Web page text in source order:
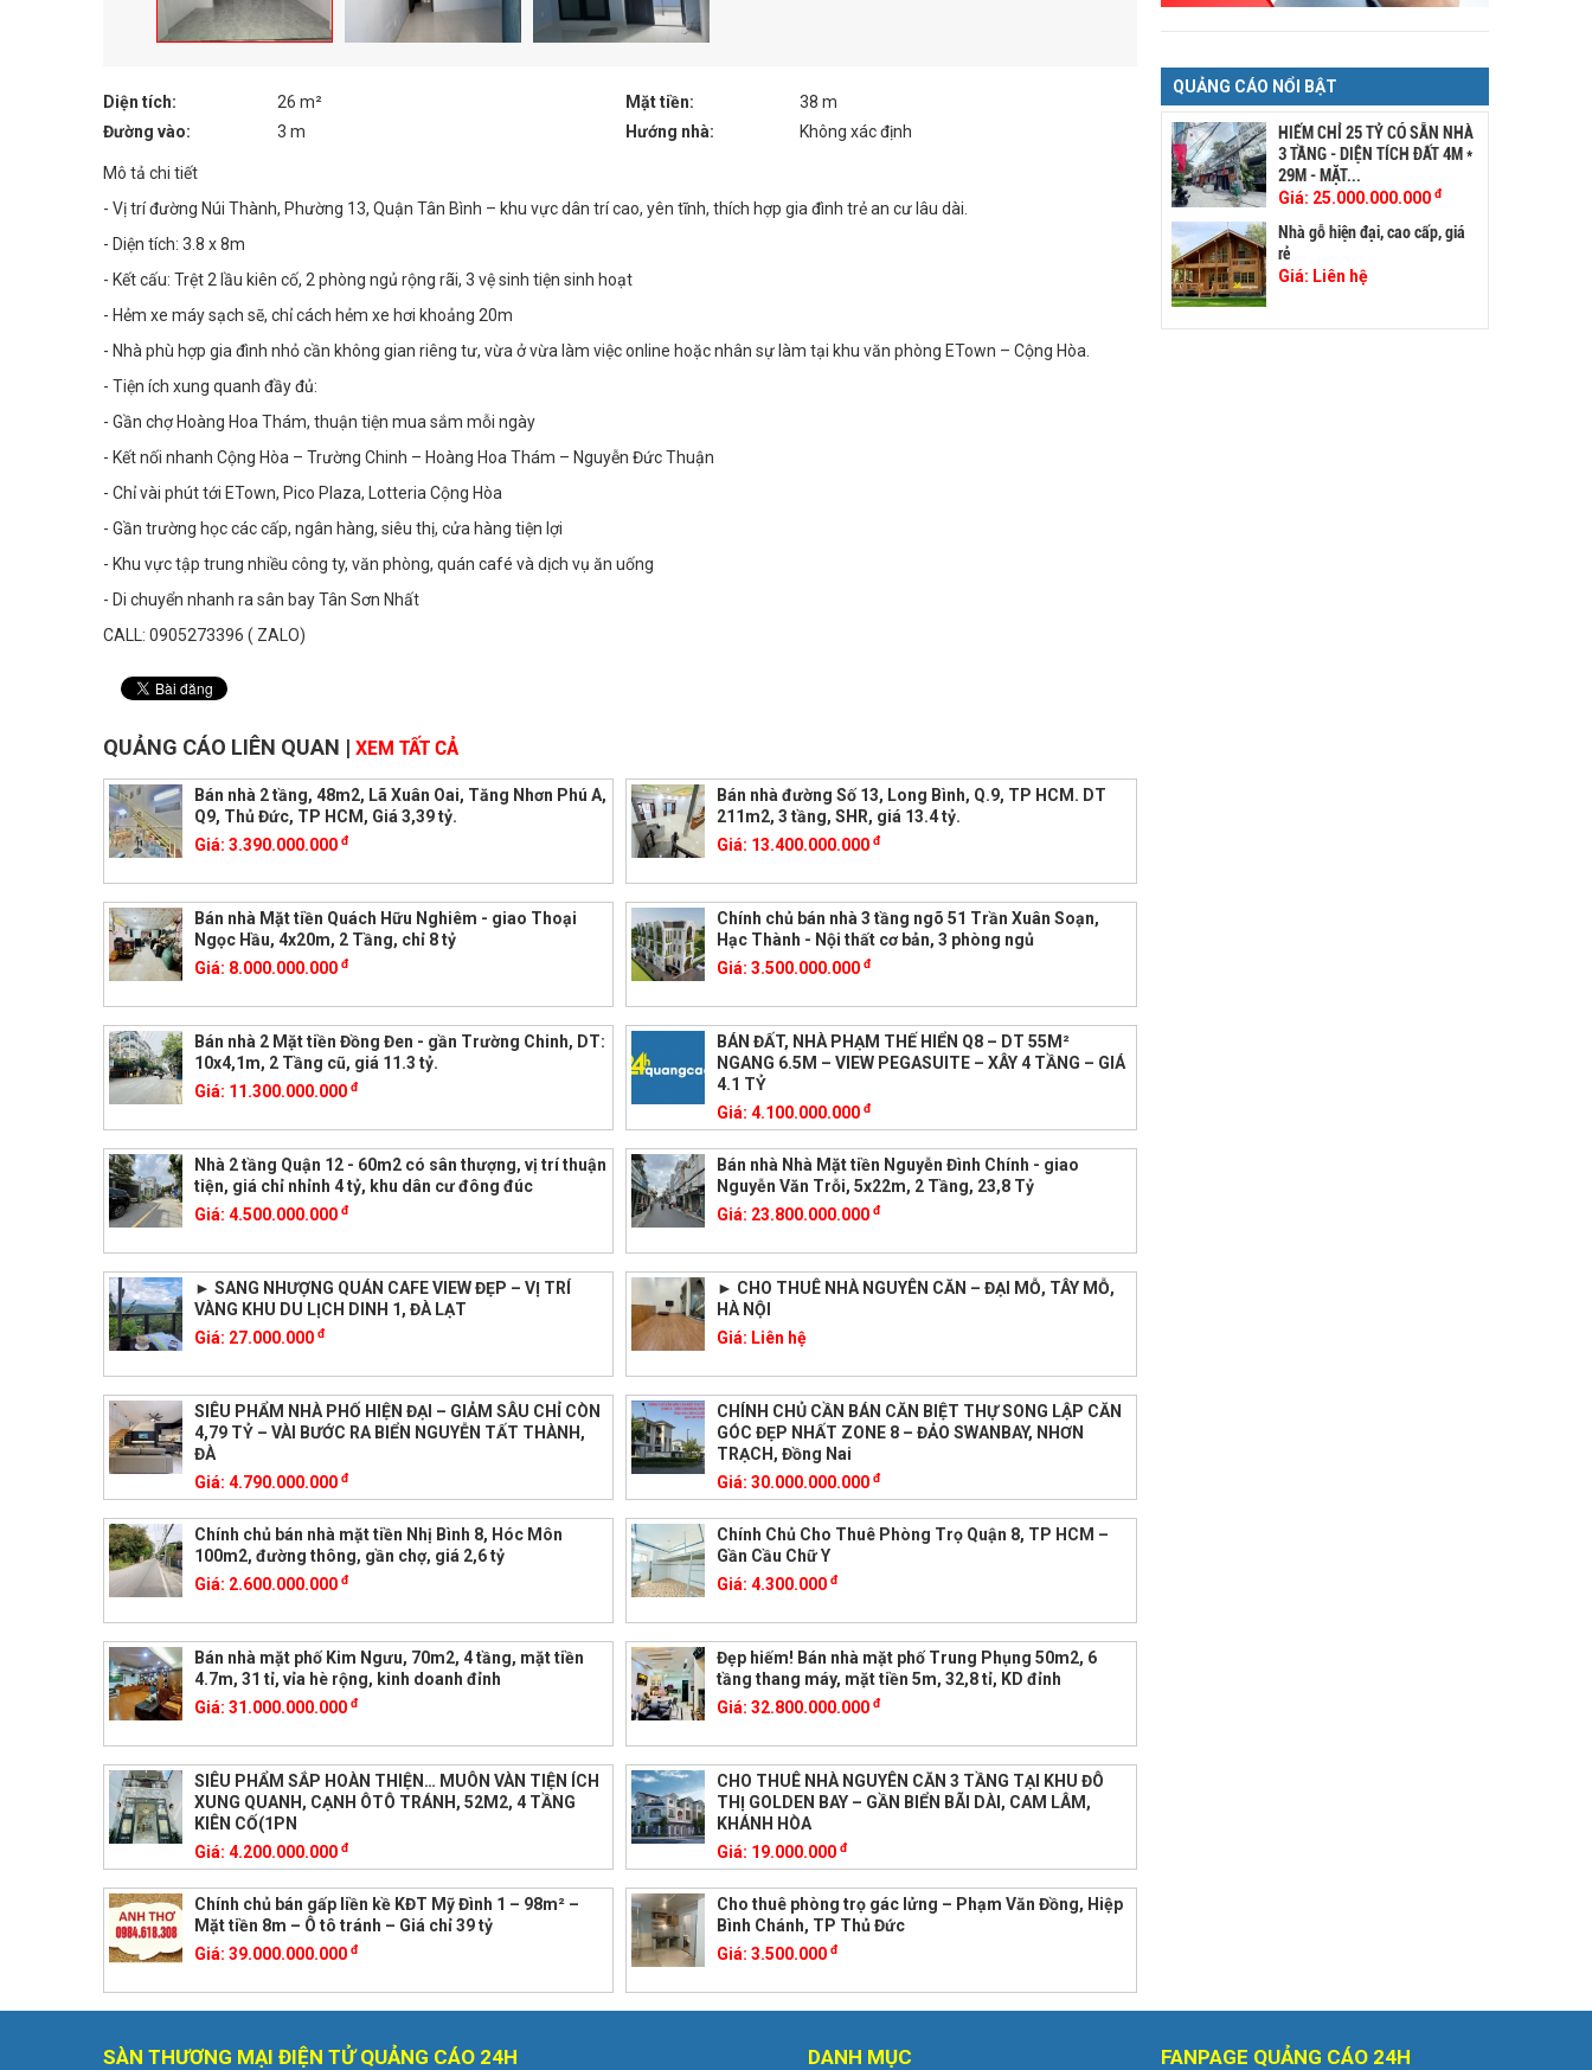
Diện tích: 26 m² Mặt tiền:
38 m
Đường vào:
3 m Hướng nhà: Không xác định
Mô tả chi tiết
- Vị trí đường Núi Thành, Phường 13, Quận Tân Bình – khu vực dân trí cao, yên tĩnh, thích hợp gia đình trẻ an cư lâu dài.
- Diện tích: 3.8 x 8m
- Kết cấu: Trệt 2 lầu kiên cố, 2 phòng ngủ rộng rãi, 3 vệ sinh tiện sinh hoạt
- Hẻm xe máy sạch sẽ, chỉ cách hẻm xe hơi khoảng 20m
- Nhà phù hợp gia đình nhỏ cần không gian riêng tư, vừa ở vừa làm việc online hoặc nhân sự làm tại khu văn phòng ETown – Cộng Hòa.
- Tiện ích xung quanh đầy đủ:
- Gần chợ Hoàng Hoa Thám, thuận tiện mua sắm mỗi ngày
- Kết nối nhanh Cộng Hòa – Trường Chinh – Hoàng Hoa Thám – Nguyễn Đức Thuận
- Chỉ vài phút tới ETown, Pico Plaza, Lotteria Cộng Hòa
- Gần trường học các cấp, ngân hàng, siêu thị, cửa hàng tiện lợi
- Khu vực tập trung nhiều công ty, văn phòng, quán café và dịch vụ ăn uống
- Di chuyển nhanh ra sân bay Tân Sơn Nhất
CALL: 0905273396 ( ZALO)
QUẢNG CÁO LIÊN QUAN | XEM TẤT CẢ
Bán nhà 2 tầng, 48m2, Lã Xuân Oai, Tăng Nhơn Phú A,
Q9, Thủ Đức, TP HCM, Giá 3,39 tỷ.
Giá: 3.390.000.000 đ
Bán nhà đường Số 13, Long Bình, Q.9, TP HCM. DT
211m2, 3 tầng, SHR, giá 13.4 tỷ.
Giá: 13.400.000.000đ
Bán nhà Mặt tiền Quách Hữu Nghiêm - giao Thoại
Ngọc Hầu, 4x20m, 2 Tầng, chỉ 8 tỷ
Giá: 8.000.000.000 đ
Chính chủ bán nhà 3 tầng ngõ 51 Trần Xuân Soạn,
Hạc Thành - Nội thất cơ bản, 3 phòng ngủ
Giá:3.500.000.000đ
Bán nhà 2 Mặt tiền Đồng Đen - gần Trường Chinh, DT:
10x4,1m, 2 Tầng cũ, giá 11.3 tỷ.
Giá: 11.300.000.000 đ
BÁN ĐẤT, NHÀ PHẠM THẾ HIỂN Q8 – DT 55M²
NGANG 6.5M – VIEW PEGASUITE – XÂY 4 TẦNG – GIÁ
4.1 TỶ
Giá:4.100.000.000đ
Nhà 2 tầng Quận 12 - 60m2 có sân thượng, vị trí thuận
tiện, giá chỉ nhỉnh 4 tỷ, khu dân cư đông đúc
Giá: 4.500.000.000 đ
Bán nhà Nhà Mặt tiền Nguyễn Đình Chính - giao
Nguyễn Văn Trỗi, 5x22m, 2 Tầng, 23,8 Tỷ
Giá: 23.800.000.000đ
► SANG NHƯỢNG QUÁN CAFE VIEW ĐẸP – VỊ TRÍ
VÀNG KHU DU LỊCH DINH 1, ĐÀ LẠT
Giá: 27.000.000 đ
► CHO THUÊ NHÀ NGUYÊN CĂN – ĐẠI MỖ, TÂY MỖ,
HÀ NỘI
Giá: Liên hệ
SIÊU PHẨM NHÀ PHỐ HIỆN ĐẠI – GIẢM SÂU CHỈ CÒN
4,79 TỶ – VÀI BƯỚC RA BIỂN NGUYỄN TẤT THÀNH,
ĐÀ
Giá: 4.790.000.000 đ
CHÍNH CHỦ CẦN BÁN CĂN BIỆT THỰ SONG LẬP CĂN
GÓC ĐẸP NHẤT ZONE 8 – ĐẢO SWANBAY, NHƠN
TRẠCH, Đồng Nai
Giá:30.000.000.000đ
Chính chủ bán nhà mặt tiền Nhị Bình 8, Hóc Môn
100m2, đường thông, gần chợ, giá 2,6 tỷ
Giá: 2.600.000.000 đ
Chính Chủ Cho Thuê Phòng Trọ Quận 8, TP HCM –
Gần Cầu Chữ Y
Giá:4.300.000đ
Bán nhà mặt phố Kim Ngưu, 70m2, 4 tầng, mặt tiền
4.7m, 31 tỉ, vỉa hè rộng, kinh doanh đỉnh
Giá: 31.000.000.000 đ
Đẹp hiếm! Bán nhà mặt phố Trung Phụng 50m2, 6
tầng thang máy, mặt tiền 5m, 32,8 tỉ, KD đỉnh
Giá:32.800.000.000đ
SIÊU PHẨM SẮP HOÀN THIỆN… MUÔN VÀN TIỆN ÍCH
XUNG QUANH, CẠNH ÔTÔ TRÁNH, 52M2, 4 TẦNG
KIÊN CỐ(1PN
Giá: 4.200.000.000 đ
CHO THUÊ NHÀ NGUYÊN CĂN 3 TẦNG TẠI KHU ĐÔ
THỊ GOLDEN BAY – GẦN BIỂN BÃI DÀI, CAM LÂM,
KHÁNH HÒA
Giá: 19.000.000đ
Chính chủ bán gấp liền kề KĐT Mỹ Đình 1 – 98m² –
Mặt tiền 8m – Ô tô tránh – Giá chỉ 39 tỷ
Giá: 39.000.000.000 đ
Cho thuê phòng trọ gác lửng – Phạm Văn Đồng, Hiệp
Bình Chánh, TP Thủ Đức
Giá:3.500.000đ
QUẢNG CÁO NỔI BẬT
HIẾM CHỈ 25 TỶ CÓ SẴN NHÀ
3 TẦNG - DIỆN TÍCH ĐẤT 4M *
29M - MẶT...
Giá: 25.000.000.000 đ
Nhà gỗ hiện đại, cao cấp, giá
rẻ
Giá: Liên hệ
SÀN THƯƠNG MẠI ĐIỆN TỬ QUẢNG CÁO 24H DANH MỤC FANPAGE QUẢNG CÁO 24H